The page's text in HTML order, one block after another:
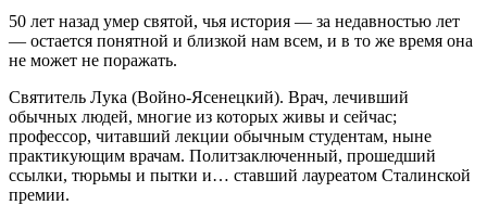
50 лет назад умер святой, чья история — за недавностью лет
— остается понятной и близкой нам всем, и в то же время она
не может не поражать.
Святитель Лука (Войно-Ясенецкий). Врач, лечивший
обычных людей, многие из которых живы и сейчас;
профессор, читавший лекции обычным студентам, ныне
практикующим врачам. Политзаключенный, прошедший
ссылки, тюрьмы и пытки и… ставший лауреатом Сталинской
премии.